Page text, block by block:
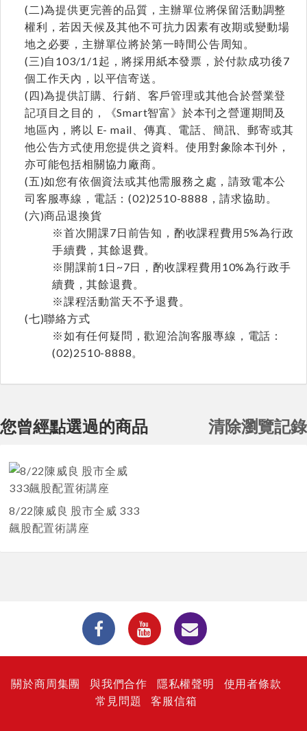
(二)為提供更完善的品質，主辦單位將保留活動調整
權利，若因天候及其他不可抗力因素有改期或變動場
地之必要，主辦單位將於第一時間公告周知。
(三)自103/1/1起，將採用紙本發票，於付款成功後7
個工作天內，以平信寄送。
(四)為提供訂購、行銷、客戶管理或其他合於營業登
記項目之目的，《Smart智富》於本刊之營運期間及
地區內，將以 E- mail、傳真、電話、簡訊、郵寄或其
他公告方式使用您提供之資料。使用對象除本刊外，
亦可能包括相關協力廠商。
(五)如您有依個資法或其他需服務之處，請致電本公
司客服專線，電話：(02)2510-8888，請求協助。
(六)商品退換貨
※首次開課7日前告知，酌收課程費用5%為行政
手續費，其餘退費。
※開課前1日~7日，酌收課程費用10%為行政手
續費，其餘退費。
※課程活動當天不予退費。
(七)聯絡方式
※如有任何疑問，歡迎洽詢客服專線，電話：
(02)2510-8888。
您曾經點選過的商品 清除瀏覽記錄
8/22陳威良 股市全威 333
飆股配置術講座
關於商周集團 與我們合作 隱私權聲明
使用者條款
常見問題
客服信箱